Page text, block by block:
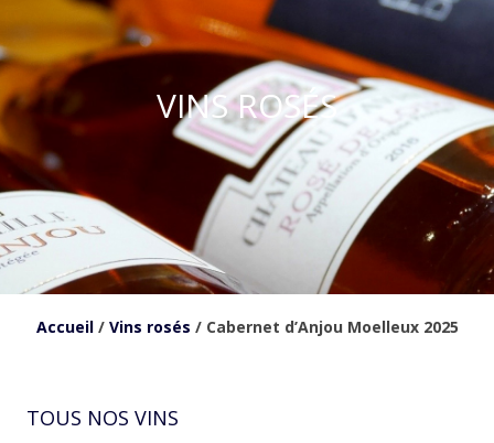
VINS ROSÉS
Accueil/ Vins rosés / Cabernet d’Anjou Moelleux 2025
TOUS NOS VINS